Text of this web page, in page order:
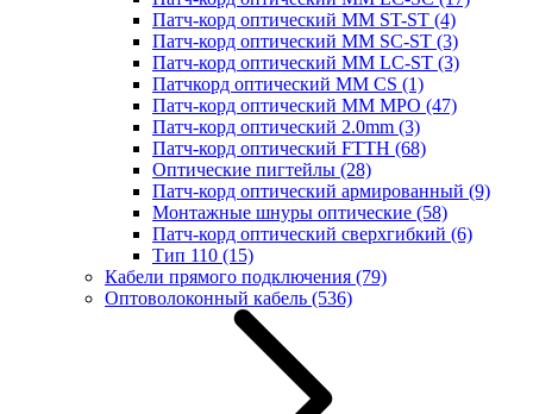
Патч-корд оптический MM ST-ST (4)
Патч-корд оптический MM SC-ST (3)
Патч-корд оптический MM LC-ST (3)
Патчкорд оптический MM CS (1)
Патч-корд оптический MM MPO (47)
Патч-корд оптический 2.0mm (3)
Патч-корд оптический FTTH (68)
Оптические пигтейлы (28)
Патч-корд оптический армированный (9)
Монтажные шнуры оптические (58)
Патч-корд оптический сверхгибкий (6)
Тип 110 (15)
Кабели прямого подключения (79)
Оптоволоконный кабель (536)